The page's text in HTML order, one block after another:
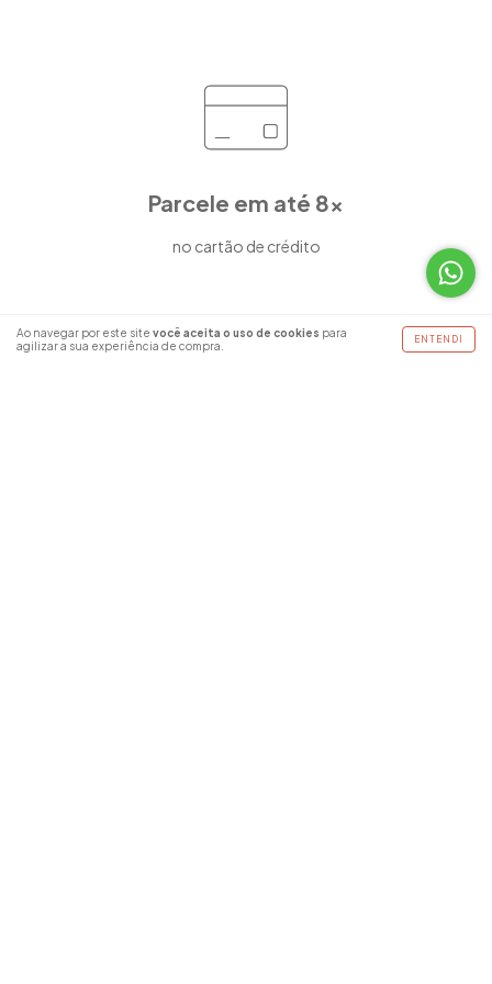
Ao navegar por este site você aceita o uso de cookies para
agilizar a sua experiência de compra.
ENTENDI
Parcele em até 8x
no cartão de crédito